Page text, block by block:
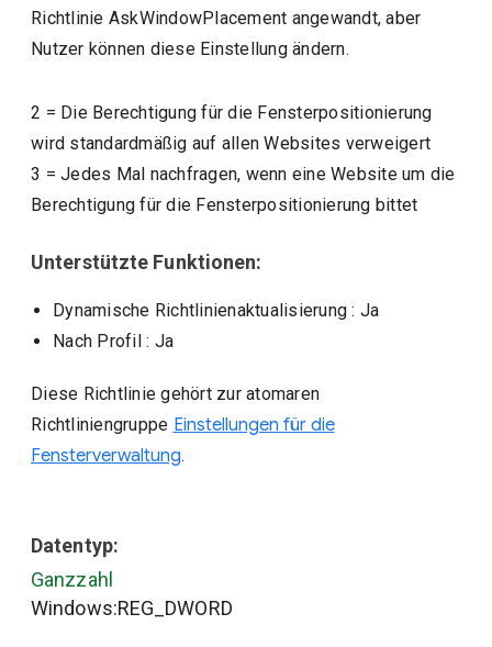
Richtlinie AskWindowPlacement angewandt, aber
Nutzer können diese Einstellung ändern.
2 = Die Berechtigung für die Fensterpositionierung
wird standardmäßig auf allen Websites verweigert
3 =Jedes Mal nachfragen, wenn eine Website um die
Berechtigung für die Fensterpositionierung bittet
Unterstützte Funktionen:
Dynamische Richtlinienaktualisierung : Ja
Nach Profil : Ja
Diese Richtlinie gehört zur atomaren
Richtliniengruppe Einstellungen für die
Fensterverwaltung.
Datentyp:
Ganzzahl
Windows:REG_DWORD